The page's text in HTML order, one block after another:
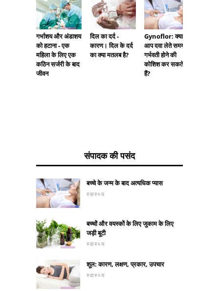
गर्भाशय और अंडाशय
को हटाना - एक
महिला के लिए एक
कठिन सर्जरी के बाद
जीवन
दिल का दर्द -
कारण। दिल के दर्द
का क्या मतलब है?
Gynoflor: क्या
आप दवा लेते समय
गर्भवती होने की
कोशिश कर सकते
हैं?
संपादक की पसंद
बच्चे के जन्म के बाद अत्यधिक प्यास
स्वास्थ्य
बच्चों और वयस्कों के लिए जुकाम के लिए
जड़ी बूटी
स्वास्थ्य
शूल: कारण, लक्षण, प्रकार, उपचार
स्वास्थ्य